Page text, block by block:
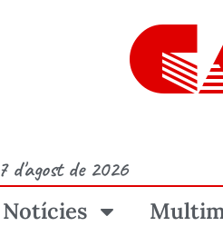
7 d'agost de 2026
Notícies